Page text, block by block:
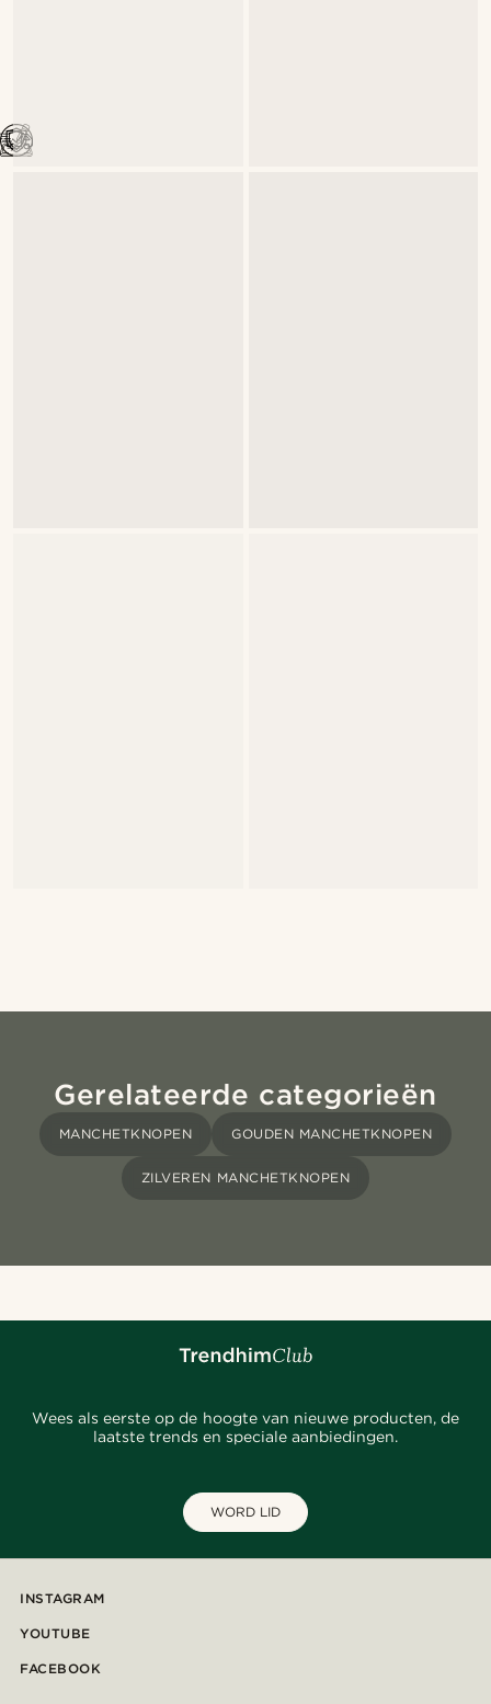
Gerelateerde categorieën
MANCHETKNOPEN GOUDEN MANCHETKNOPEN
ZILVEREN MANCHETKNOPEN
Wees als eerste op de hoogte van nieuwe producten, de
laatste trends en speciale aanbiedingen.
WORD LID
INSTAGRAM
YOUTUBE
FACEBOOK